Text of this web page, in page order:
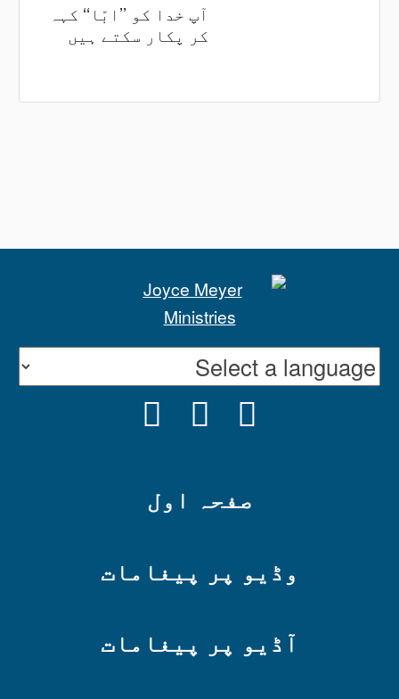
آپ خدا کو ’’ابّا‘‘ کہہ
کر پکار سکتے ہیں
FACEBOOK
YOUTUBE
صفحہ اول
وڈیو پر پیغامات
آڈیو پر پیغامات